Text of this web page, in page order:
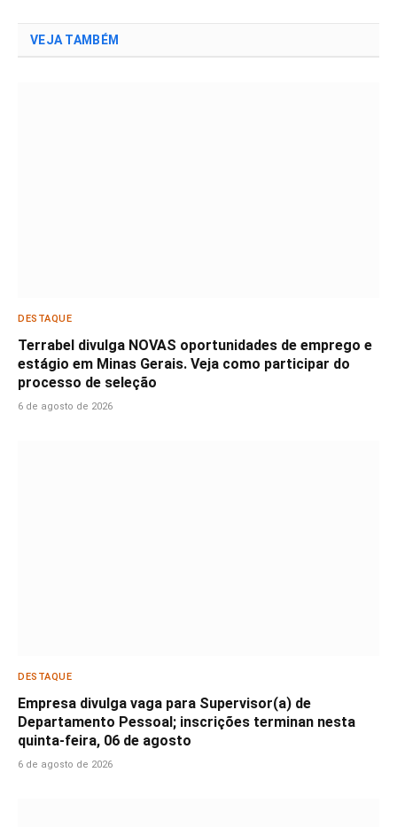
VEJA TAMBÉM
DESTAQUE
Terrabel divulga NOVAS oportunidades de emprego e
estágio em Minas Gerais. Veja como participar do
processo de seleção
6 de agosto de 2026
DESTAQUE
Empresa divulga vaga para Supervisor(a) de
Departamento Pessoal; inscrições terminan nesta
quinta-feira, 06 de agosto
6 de agosto de 2026